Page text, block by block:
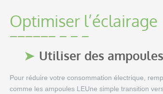
Optimiser l’éclairage
Utiliser des
Pour réduire votre consommation électrique,
comme les ampoules LEUne simple transition